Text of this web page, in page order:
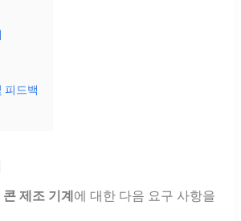
피드백
제조 기계 에 대한 다음 요구 사항을